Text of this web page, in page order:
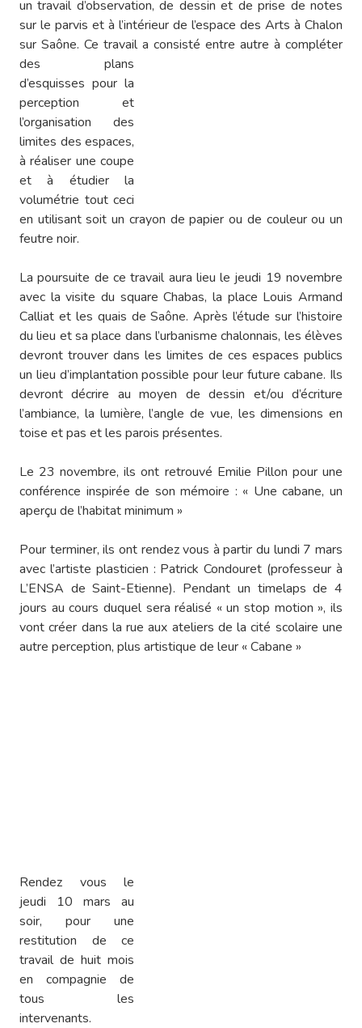
un travail d’observation, de dessin et de prise de notes
sur le parvis et à l’intérieur de l’espace des Arts à Chalon
sur Saône. Ce travail a consisté entre autre à compléter
des plans
d’esquisses pour la
perception et
l’organisation des
limites des espaces,
à réaliser une coupe
et à étudier la
volumétrie tout ceci
en utilisant soit un crayon de papier ou de couleur ou un
feutre noir.
La poursuite de ce travail aura lieu le jeudi 19 novembre
avec la visite du square Chabas, la place Louis Armand
Calliat et les quais de Saône. Après l’étude sur l’histoire
du lieu et sa place dans l’urbanisme chalonnais, les élèves
devront trouver dans les limites de ces espaces publics
un lieu d’implantation possible pour leur future cabane. Ils
devront décrire au moyen de dessin et/ou d’écriture
l’ambiance, la lumière, l’angle de vue, les dimensions en
toise et pas et les parois présentes.
Le 23 novembre, ils ont retrouvé Emilie Pillon pour une
conférence inspirée de son mémoire : « Une cabane, un
aperçu de l’habitat minimum »
Pour terminer, ils ont rendez vous à partir du lundi 7 mars
avec l’artiste plasticien : Patrick Condouret (professeur à
L’ENSA de Saint-Etienne). Pendant un timelaps de 4
jours au cours duquel sera réalisé « un stop motion », ils
vont créer dans la rue aux ateliers de la cité scolaire une
autre perception, plus artistique de leur « Cabane »
Rendez vous le
jeudi 10 mars au
soir, pour une
restitution de ce
travail de huit mois
en compagnie de
tous les
intervenants.